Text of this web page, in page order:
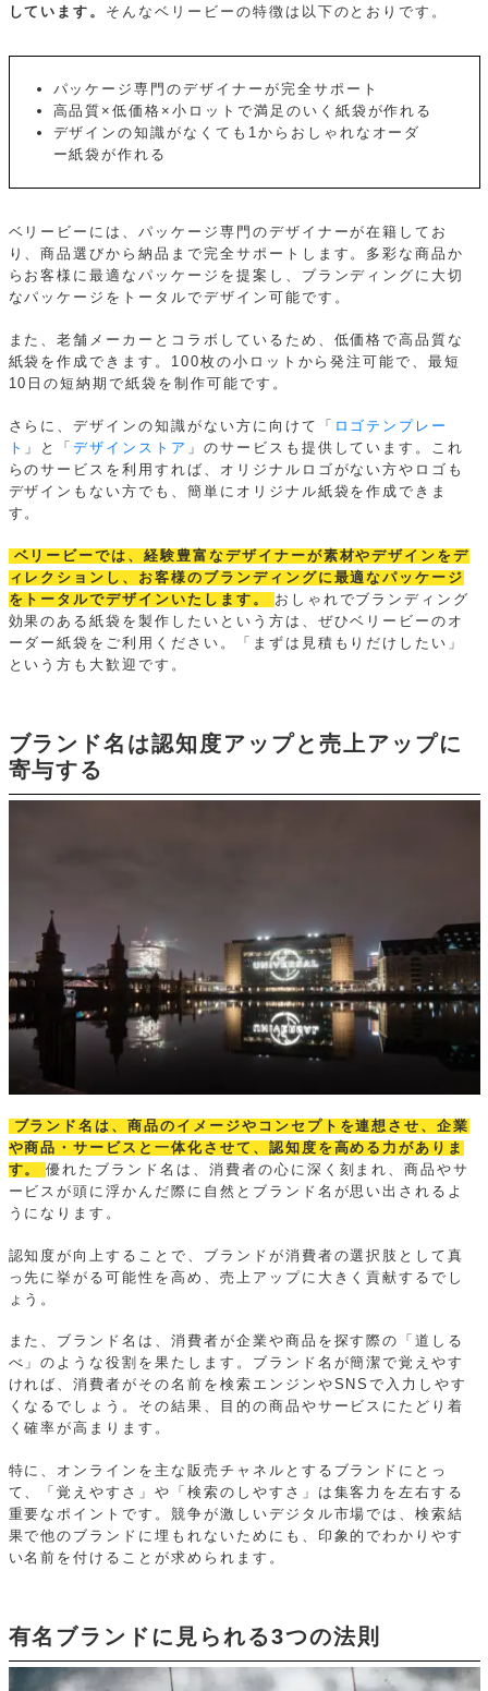
しています。 そんなベリービーの特徴は以下のとおりです。
パッケージ専門のデザイナーが完全サポート
高品質×低価格×小ロットで満足のいく紙袋が作れる
デザインの知識がなくても1からおしゃれなオーダ
ー紙袋が作れる
ベリービーには、パッケージ専門のデザイナーが在籍してお
り、商品選びから納品まで完全サポートします。多彩な商品か
らお客様に最適なパッケージを提案し、ブランディングに大切
なパッケージをトータルでデザイン可能です。
また、老舗メーカーとコラボしているため、低価格で高品質な
紙袋を作成できます。100枚の小ロットから発注可能で、最短
10日の短納期で紙袋を制作可能です。
さらに、デザインの知識がない方に向けて「 ロゴテンプレー
ト 」と「デザインストア 」のサービスも提供しています。これ
らのサービスを利用すれば、オリジナルロゴがない方やロゴも
デザインもない方でも、簡単にオリジナル紙袋を作成できま
す。
ベリービーでは、経験豊富なデザイナーが素材やデザインをデ
ィレクションし、お客様のブランディングに最適なパッケージ
をトータルでデザインいたします。
おしゃれでブランディング
効果のある紙袋を製作したいという方は、ぜひベリービーのオ
ーダー紙袋をご利用ください。「まずは見積もりだけしたい」
という方も大歓迎です。
ブランド名は認知度アップと売上アップに
寄与する
ブランド名は、商品のイメージやコンセプトを連想させ、企業
や商品・サービスと一体化させて、認知度を高める力がありま
す。
優れたブランド名は、消費者の心に深く刻まれ、商品やサ
ービスが頭に浮かんだ際に自然とブランド名が思い出されるよ
うになります。
認知度が向上することで、ブランドが消費者の選択肢として真
っ先に挙がる可能性を高め、売上アップに大きく貢献するでし
ょう。
また、ブランド名は、消費者が企業や商品を探す際の「道しる
べ」のような役割を果たします。ブランド名が簡潔で覚えやす
ければ、消費者がその名前を検索エンジンやSNSで入力しやす
くなるでしょう。その結果、目的の商品やサービスにたどり着
く確率が高まります。
特に、オンラインを主な販売チャネルとするブランドにとっ
て、「覚えやすさ」や「検索のしやすさ」は集客力を左右する
重要なポイントです。競争が激しいデジタル市場では、検索結
果で他のブランドに埋もれないためにも、印象的でわかりやす
い名前を付けることが求められます。
有名ブランドに見られる3つの法則